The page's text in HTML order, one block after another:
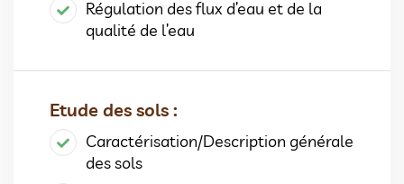
Régulation des flux d’eau et de la
qualité de l’eau
Etude des sols :
Caractérisation/Description générale
des sols